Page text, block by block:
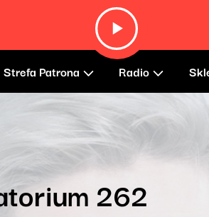
Strefa Patrona Radio
262